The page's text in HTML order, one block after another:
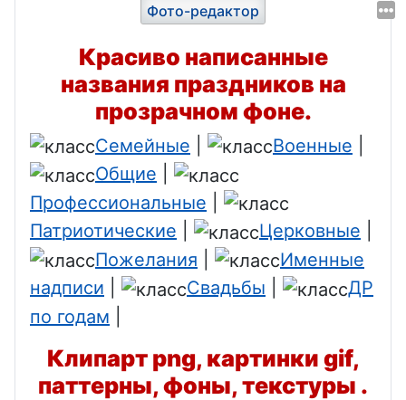
Фото-редактор
Красиво написанные
названия праздников на
прозрачном фоне.
Семейные Военные
Общие
Профессиональные
Патриотические
Церковные
Пожелания
Именные
надписи
Свадьбы
ДР
по годам
Клипарт png, картинки gif,
паттерны, фоны, текстуры .